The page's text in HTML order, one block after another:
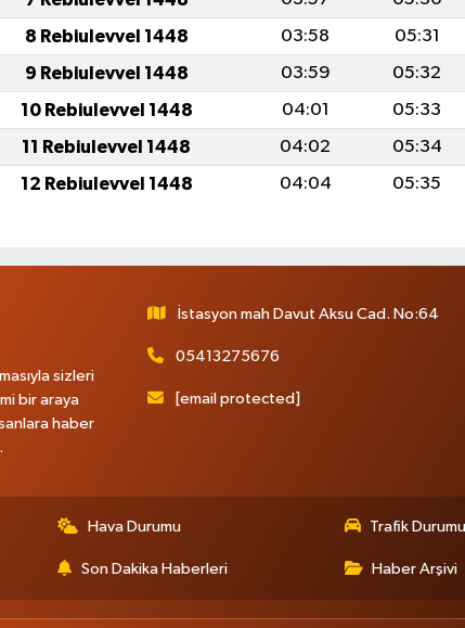
8 Rebiulevvel 1448 03:58 05:31
9 Rebiulevvel 1448 03:59 05:32
10 Rebiulevvel 1448 04:01 05:33
11 Rebiulevvel 1448 04:02 05:34
12 Rebiulevvel 1448 04:04 05:35
sizleri
bir araya
haber
İstasyon mah Davut Aksu Cad. No:64
05413275676
[email protected]
Hava Durumu Trafik Durumu
Son Dakika Haberleri Haber Arşivi